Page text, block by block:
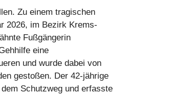
Zu einem tragischen
2026, im Bezirk Krems-
Fußgängerin
eine
und wurde dabei von
gestoßen. Der 42-jährige
Schutzweg und erfasste